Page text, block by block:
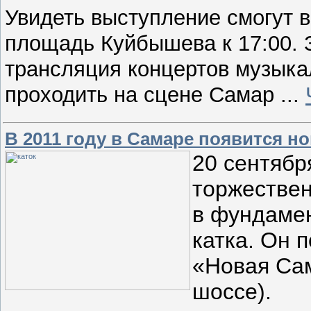
Увидеть выступление смогут
площадь Куйбышева к 17:00.
трансляция концертов
проходить на сцене Самар ...
В 2011 году в Самаре появится
20
в
катка. Он
«Новая
шоссе).